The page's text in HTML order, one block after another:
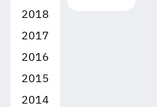
2018
2017
2016
2015
2014